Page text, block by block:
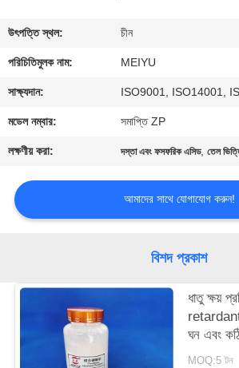
গুণমান
নিয়ন্ত্রণ
আমাদের
সাথে
একটি
অনুরোধ
উৎপত্তি স্থল: চীন
পরিচিতিমুলক নাম: MEIYU
সাক্ষ্যদান: ISO9001, ISO14001,
মডেল নম্বার: সমাপ্তি ZP
লক্ষণীয় করা: দস্তা এবং ফসফরিক এসিড,তেল
আমাদের সাথে যোগাযোগ করুন!
বিশদ প্রকাশ
ধাতু ক্ষয়
ঘন এবং
MOQ:5 টন